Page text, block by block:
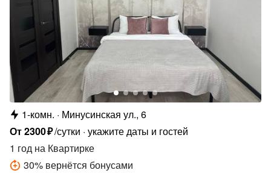
1-комн.
Минусинская ул., 6
От2300₽/сутки укажите даты и гостей
1 год на Квартирке
30% вернётся бонусами